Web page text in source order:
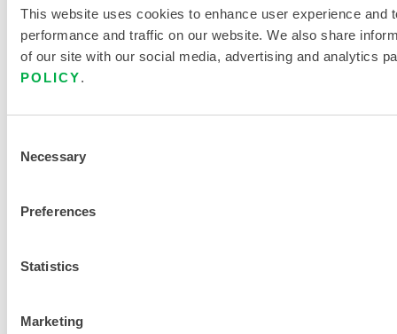
This website uses cookies to enhance user experience and
performance and traffic on our website. We also share
of our site with our social media, advertising and analytics
POLICY
Selection
Necessary
Preferences
Statistics
Marketing